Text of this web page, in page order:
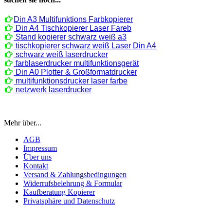
Din A3 Multifunktions Farbkopierer
Din A4 Tischkopierer Laser Fareb
Stand kopierer schwarz weiß a3
tischkopierer schwarz weiß Laser Din A4
schwarz weiß laserdrucker
farblaserdrucker multifunktionsgerät
Din A0 Plotter & Großformatdrucker
multifunktionsdrucker laser farbe
netzwerk laserdrucker
Mehr über...
AGB
Impressum
Über uns
Kontakt
Versand & Zahlungsbedingungen
Widerrufsbelehrung & Formular
Kaufberatung Kopierer
Privatsphäre und Datenschutz